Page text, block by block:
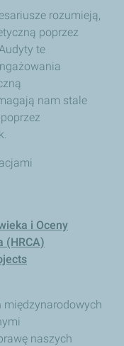
rozumieją,
poprzez
te
nam stale
i Oceny
(HRCA)
międzynarodowych
naszych